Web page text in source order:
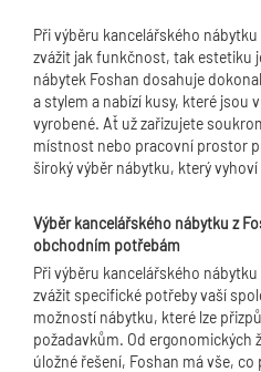
Při výběru kancelářského
zvážit jak funkčnost, tak estetiku
nábytek Foshan dosahuje
a stylem a nabízí kusy, které jsou
vyrobené. Ať už zařizujete
místnost nebo pracovní prostor
široký výběr nábytku, který
Výběr kancelářského nábytku z
obchodním potřebám
Při výběru kancelářského
zvážit specifické potřeby vaší
možností nábytku, které lze
požadavkům. Od ergonomických
úložné řešení, Foshan má vše,